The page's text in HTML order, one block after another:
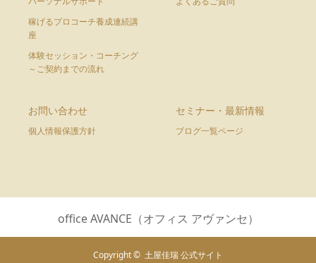
稼げるプロコーチ養成連続講
座
体験セッション・コーチング
～ご契約までの流れ
お問い合わせ
個人情報保護方針
セミナー・最新情報
ブログ一覧ページ
office AVANCE（オフィス アヴァンセ）
Copyright © 土屋佳瑞 公式サイト